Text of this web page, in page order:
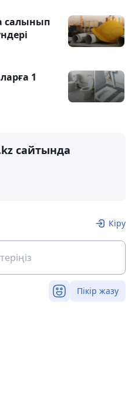
салынып
1
сайтында
Кіру
Пікір жазу